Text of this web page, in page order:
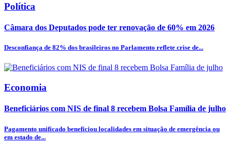
Política
Câmara dos Deputados pode ter renovação de 60% em 2026
Desconfiança de 82% dos brasileiros no Parlamento reflete crise de...
Economia
Beneficiários com NIS de final 8 recebem Bolsa Família de julho
Pagamento unificado beneficiou localidades em situação de emergência ou
em estado de...